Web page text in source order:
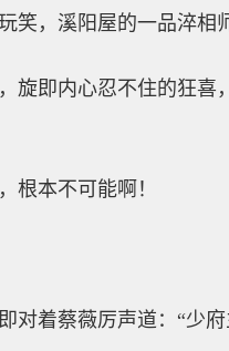
笑，溪阳屋的一品淬相
旋即内心忍不住的狂
根本不可能啊！
对着蔡薇厉声道：“少